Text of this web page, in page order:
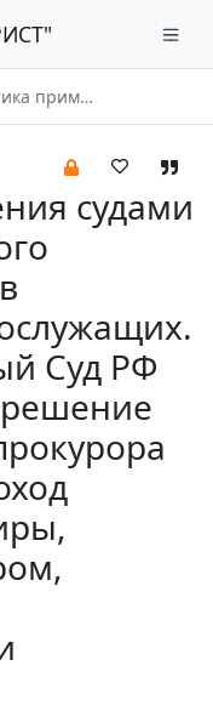
РФ признал судебное решение по иску военного прокурора об обращении в доход государства квартиры, купленной офицером, незаконным, необоснованным и несправедливым
судами
Суд РФ
решение